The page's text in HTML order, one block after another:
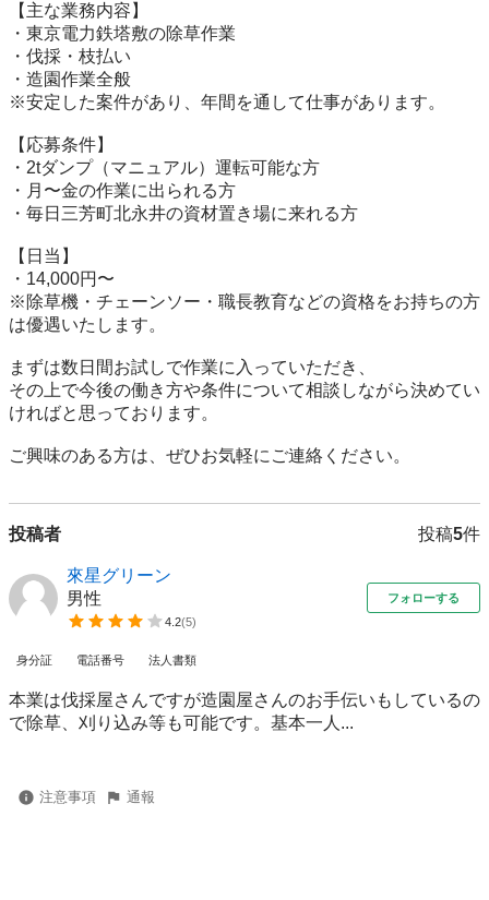
【主な業務内容】
・東京電力鉄塔敷の除草作業
・伐採・枝払い
・造園作業全般
※安定した案件があり、年間を通して仕事があります。
【応募条件】
・2tダンプ（マニュアル）運転可能な方
・月〜金の作業に出られる方
・毎日三芳町北永井の資材置き場に来れる方
【日当】
・14,000円〜
※除草機・チェーンソー・職長教育などの資格をお持ちの方
は優遇いたします。
まずは数日間お試しで作業に入っていただき、
その上で今後の働き方や条件について相談しながら決めてい
ければと思っております。
ご興味のある方は、ぜひお気軽にご連絡ください。
投稿者 投稿5件
來星グリーン
男性
4.2(5)
フォローする
身分証 電話番号 法人書類
本業は伐採屋さんですが造園屋さんのお手伝いもしているの
で除草、刈り込み等も可能です。基本一人...
注意事項 通報